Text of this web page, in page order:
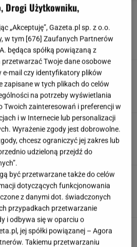
Pracownicy branży IT śmieją się
Zwolnienia w łódzkiej siedzibie
pukają do domów. Chcą paragonów
pielgrzymki. Runął na
drzewa
w niewielkim stawie. Taki okaz
bardzo rzadko
Drogi Użytkowniku,
„Akceptuję”, Gazeta.pl sp. z o.o.
w tym [676] Zaufanych Partnerów
będąca spółką powiązaną z
przetwarzać Twoje dane osobowe
e-mail czy identyfikatory plików
zapisane w tych plikach do celów
na potrzeby wyświetlania
Twoich zainteresowań i preferencji w
i w Internecie lub personalizacji
Wyrażenie zgody jest dobrowolne.
chcesz ograniczyć jej zakres lub
udzieloną przejdź do
być przetwarzane także do celów
dotyczących funkcjonowania
z danymi dot. świadczonych
przypadkach przetwarzanie
i odbywa się w oparciu o
jej spółki powiązanej – Agora
Takiemu przetwarzaniu